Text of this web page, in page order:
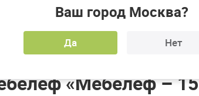
Ваш город Москва?
Да Нет
Спальня
кабинет
с двумя отделениями Обувница
«Мебелеф –